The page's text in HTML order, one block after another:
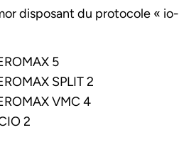
disposant du protocole « io-
5
SPLIT 2
VMC 4
2